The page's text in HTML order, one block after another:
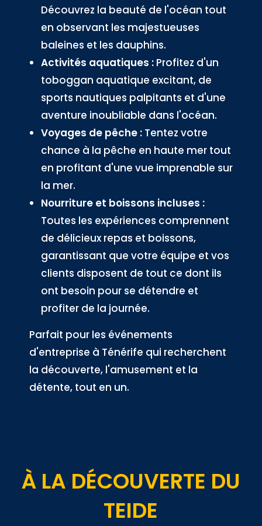
Découvrez la beauté de l'océan tout
en observant les majestueuses
baleines et les dauphins.
Activités aquatiques : Profitez d'un
toboggan aquatique excitant, de
sports nautiques palpitants et d'une
aventure inoubliable dans l'océan.
Voyages de pêche : Tentez votre
chance à la pêche en haute mer tout
en profitant d'une vue imprenable sur
la mer.
Nourriture et boissons incluses :
Toutes les expériences comprennent
de délicieux repas et boissons,
garantissant que votre équipe et vos
clients disposent de tout ce dont ils
ont besoin pour se détendre et
profiter de la journée.
Parfait pour les événements
d'entreprise à Ténérife qui recherchent
la découverte, l'amusement et la
détente, tout en un.
À LA DÉCOUVERTE DU
TEIDE